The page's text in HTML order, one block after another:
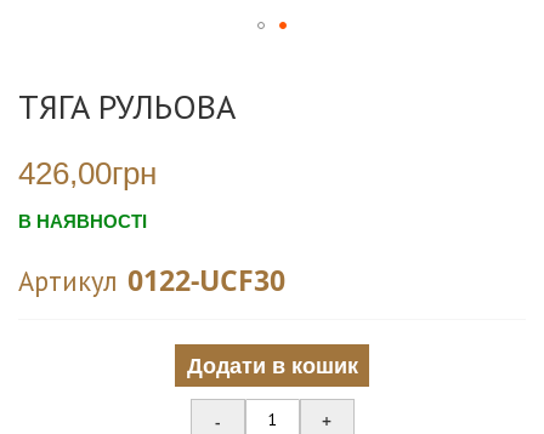
початку
зображень
ТЯГА РУЛЬОВА
426,00грн
В НАЯВНОСТІ
Артикул 0122-UCF30
Додати в кошик
- +